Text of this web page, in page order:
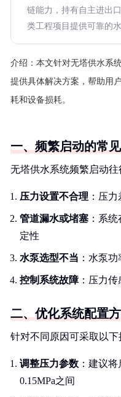
链能力，持有自主进出
类工程项目提供可靠的
介绍： 本文针对无塔供水系
提供具体解决方案，帮助用
耗和设备损耗。
一、频繁启动的常
无塔供水系统频繁启动往
压力设置不合理 ：压
管道漏水或堵塞 ：系
定性
水泵选型不当 ：水泵
控制系统故障：压力传
二、优化系统配置
针对不同原因可采取以下
调整压力参数 ：建议
0.15MPa之间